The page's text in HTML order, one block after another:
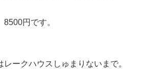
円です。
ークハウスしゅまりないまで。